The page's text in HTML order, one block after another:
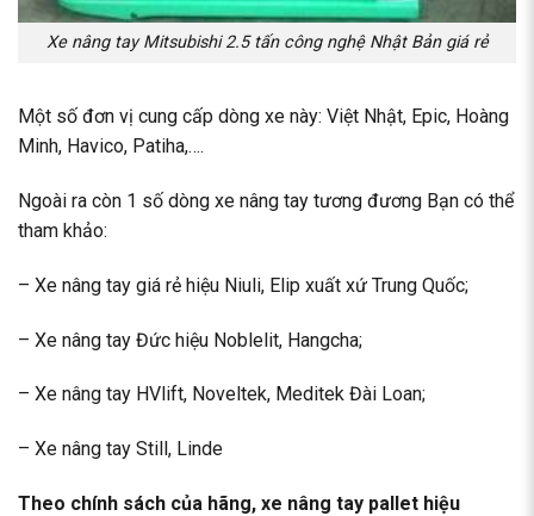
Xe nâng tay Mitsubishi 2.5 tấn công nghệ Nhật Bản giá rẻ
Một số đơn vị cung cấp dòng xe này: Việt Nhật, Epic, Hoàng
Minh, Havico, Patiha,….
Ngoài ra còn 1 số dòng xe nâng tay tương đương Bạn có thể
tham khảo:
– Xe nâng tay giá rẻ hiệu Niuli, Elip xuất xứ Trung Quốc;
– Xe nâng tay Đức hiệu Noblelit, Hangcha;
– Xe nâng tay HVlift, Noveltek, Meditek Đài Loan;
– Xe nâng tay Still, Linde
Theo chính sách của hãng, xe nâng tay pallet hiệu